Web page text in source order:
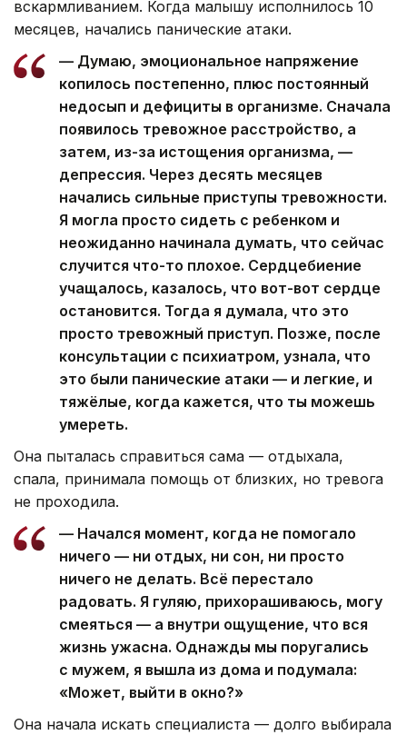
вскармливанием. Когда малышу исполнилось 10
месяцев, начались панические атаки.
— Думаю, эмоциональное напряжение
копилось постепенно, плюс постоянный
недосып и дефициты в организме. Сначала
появилось тревожное расстройство, а
затем, из-за истощения организма, —
депрессия. Через десять месяцев
начались сильные приступы тревожности.
Я могла просто сидеть с ребенком и
неожиданно начинала думать, что сейчас
случится что-то плохое. Сердцебиение
учащалось, казалось, что вот-вот сердце
остановится. Тогда я думала, что это
просто тревожный приступ. Позже, после
консультации с психиатром, узнала, что
это были панические атаки — и легкие, и
тяжёлые, когда кажется, что ты можешь
умереть.
Она пыталась справиться сама — отдыхала,
спала, принимала помощь от близких, но тревога
не проходила.
— Начался момент, когда не помогало
ничего — ни отдых, ни сон, ни просто
ничего не делать. Всё перестало
радовать. Я гуляю, прихорашиваюсь, могу
смеяться — а внутри ощущение, что вся
жизнь ужасна. Однажды мы поругались
с мужем, я вышла из дома и подумала:
«Может, выйти в окно?»
Она начала искать специалиста — долго выбирала